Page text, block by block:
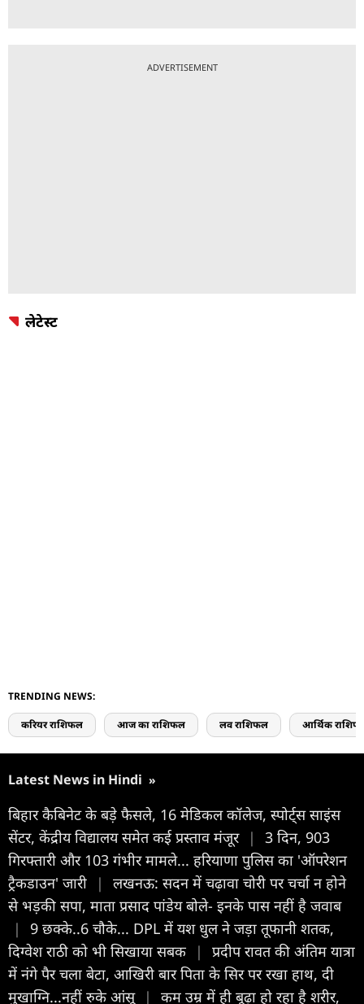
ADVERTISEMENT
लेटेस्ट
TRENDING NEWS:
करियर राशिफल आज का राशिफल लव राशिफल आर्थिक
Latest News in Hindi »
बिहार कैबिनेट के बड़े फैसले, 16 मेडिकल कॉलेज, स्पोर्ट्स साइंस
सेंटर, केंद्रीय विद्यालय समेत कई प्रस्ताव मंजूर |
3 दिन, 903
गिरफ्तारी और 103 गंभीर मामले... हरियाणा पुलिस का 'ऑपरेशन
ट्रैकडाउन' जारी
|
लखनऊ: सदन में चढ़ावा चोरी पर चर्चा न होने
से भड़की सपा, माता प्रसाद पांडेय बोले- इनके पास नहीं है जवाब
|
9 छक्के..6 चौके... DPL में यश धुल ने जड़ा तूफानी शतक,
द‍िग्वेश राठी को भी स‍िखाया सबक
|
प्रदीप रावत की अंतिम यात्रा
में नंगे पैर चला बेटा, आखिरी बार पिता के सिर पर रखा हाथ, दी
मुखाग्नि...नहीं रुके आंसू |
कम उम्र में ही बूढ़ा हो रहा है शरीर,